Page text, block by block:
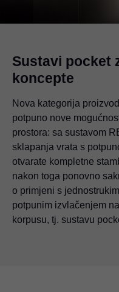
Sustavi pocket
koncepte
Nova kategorija
potpuno nove
prostora: sa sustavom
sklapanja vrata s
otvarate kompletne
nakon toga ponovno
o primjeni s
potpunim izvlačenjem
korpusu, tj. sustavu